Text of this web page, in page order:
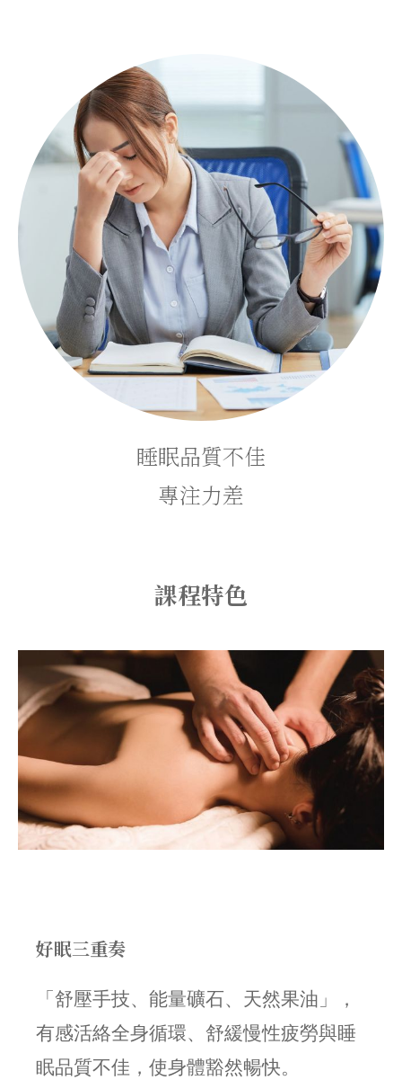
睡眠品質不佳
專注力差
課程特色
好眠三重奏
「舒壓手技、能量礦石、天然果油」，
有感活絡全身循環、舒緩慢性疲勞與睡
眠品質不佳，使身體豁然暢快。